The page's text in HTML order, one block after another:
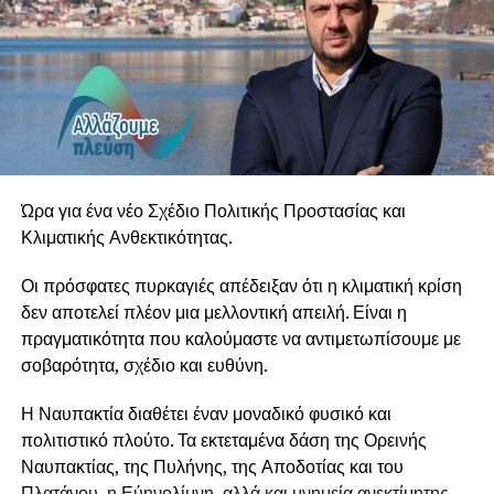
Στη Ναύπακτο θα παρουσιάσει ένα
ιδιαίτερα πλούσιο πρόγραμμα, στο οποίο συναντώνται το
εμβληματικό “Cinema Paradiso” του Ennio Morricone,
έργα
των Francisco Tárrega, Heitor Villa-Lobos, Leo Brouwer
και Astor Piazzolla, αλλά και αγαπημένες δημιουργίες του
Μάνου
Χατζιδάκι και του Μίκη Θεοδωράκη. Το μουσικό ταξίδι
συμπληρώνουν έργα των Erik Satie, Carlo Domeniconi,
Cardoso και Roland Dyens, καθώς και επιλογές από
τραγούδια των Beatles.
Κάτω από τον αυγουστιάτικο ουρανό και στο ξεχωριστό
περιβάλλον Αρχοντικού Μπότσαρη, τα «Νυχτερινά της
γεμάτη μελωδίες, εικόνες και μουσικά χρώματα από την
Ελλάδα, τη Μεσόγειο και τον κόσμο.
Ώρα για ένα νέο Σχέδιο Πολιτικής Προστασίας και
Κλιματικής Ανθεκτικότητας.
Οι πρόσφατες πυρκαγιές απέδειξαν ότι η κλιματική κρίση
δεν αποτελεί πλέον μια μελλοντική απειλή. Είναι η
πραγματικότητα που καλούμαστε να αντιμετωπίσουμε με
σοβαρότητα, σχέδιο και ευθύνη.
Η Ναυπακτία διαθέτει έναν μοναδικό φυσικό και
πολιτιστικό πλούτο. Τα εκτεταμένα δάση της Ορεινής
Ναυπακτίας, της Πυλήνης, της Αποδοτίας και του